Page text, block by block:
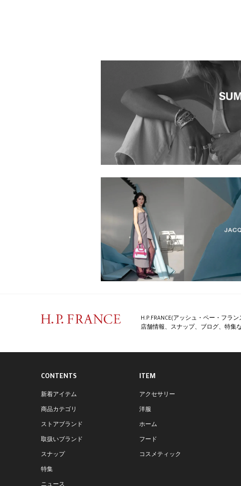
H.P.FRANCE(アッシュ・ペー・フラ
店舗情報、スナップ、ブログ、特集
CONTENTS
新着アイテム
商品カテゴリ
ストアブランド
取扱いブランド
スナップ
特集
ITEM
アクセサリー
洋服
ホーム
フード
コスメティック